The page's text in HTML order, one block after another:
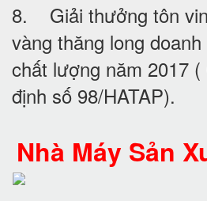
8. Giải thưởng tôn
vàng thăng long
chất lượng năm 2017
định số 98/HATAP).
Nhà Máy Sản